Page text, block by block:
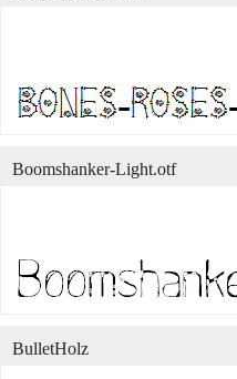
Boomshanker-Light.otf
BulletHolz